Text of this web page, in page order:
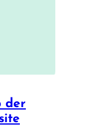
der